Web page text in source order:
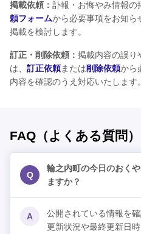
掲載依頼： 訃報・お悔やみ情報の
頼フォームから必要事項をお知ら
掲載を検討します。
訂正・削除依頼： 掲載内容の誤り
は、 訂正依頼または削除依頼から
内容を確認のうえ対応いたします。
FAQ（よくある質問）
Q
輪之内町の今日のおく
ますか？
A
公開されている情報を
更新状況や最終更新日